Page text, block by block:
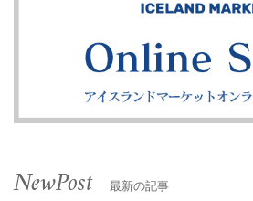
NewPost 最新の記事